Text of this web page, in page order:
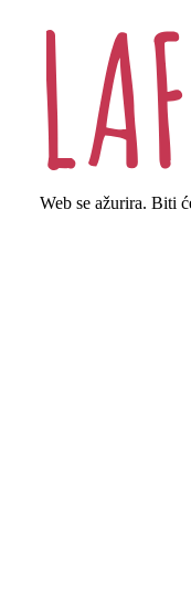
Web se ažurira. Biti